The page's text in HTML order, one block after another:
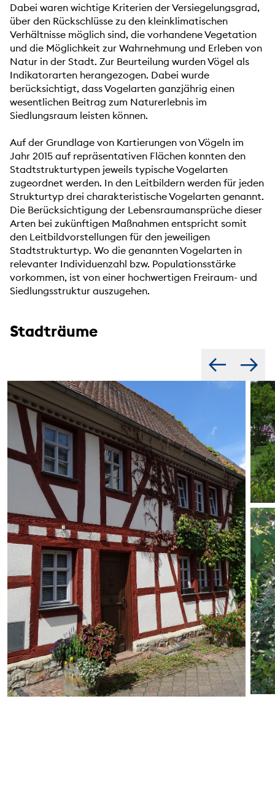
Dabei waren wichtige Kriterien der Versiegelungsgrad,
über den Rückschlüsse zu den kleinklimatischen
Verhältnisse möglich sind, die vorhandene Vegetation
und die Möglichkeit zur Wahrnehmung und Erleben von
Natur in der Stadt. Zur Beurteilung wurden Vögel als
Indikatorarten herangezogen. Dabei wurde
berücksichtigt, dass Vogelarten ganzjährig einen
wesentlichen Beitrag zum Naturerlebnis im
Siedlungsraum leisten können.
Auf der Grundlage von Kartierungen von Vögeln im
Jahr 2015 auf repräsentativen Flächen konnten den
Stadtstrukturtypen jeweils typische Vogelarten
zugeordnet werden. In den Leitbildern werden für jeden
Strukturtyp drei charakteristische Vogelarten genannt.
Die Berücksichtigung der Lebensraumansprüche dieser
Arten bei zukünftigen Maßnahmen entspricht somit
den Leitbildvorstellungen für den jeweiligen
Stadtstrukturtyp. Wo die genannten Vogelarten in
relevanter Individuenzahl bzw. Populationsstärke
vorkommen, ist von einer hochwertigen Freiraum- und
Siedlungsstruktur auszugehen.
Stadträume